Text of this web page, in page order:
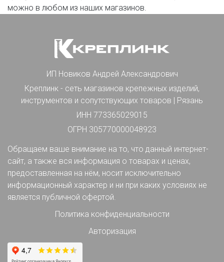
можно в любом из наших магазинов.
ИП Новиков Андрей Александрович
Креплинк - сеть магазинов крепежных изделий,
инструментов и сопутствующих товаров | Рязань
ИНН 773365029015
ОГРН 305770000048923
Обращаем ваше внимание на то, что данный интернет-
сайт, а также вся информация о товарах и ценах,
предоставленная на нём, носит исключительно
информационный характер и ни при каких условиях не
является публичной офертой.
Политика конфиденциальности
Авторизация